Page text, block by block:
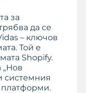
за
да се
– ключов
Той е
Shopify.
„Нов
системния